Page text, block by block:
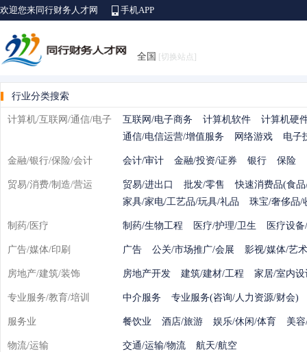
欢迎您来同行财务人才网 手机APP
全国 [切换站点]
行业分类搜索
计算机/互联网/通信/电子 互联网/电子商务 计算机软件
计算机硬
通信/电信运营/增值服务
网络游戏 电子
金融/银行/保险/会计 会计/审计 金融/投资/证券 银行 保险
贸易/消费/制造/营运 贸易/进出口 批发/零售
快速消费品(食
家具/家电/工艺品/玩具/礼品
珠宝/奢侈品/
制药/医疗 制药/生物工程 医疗/护理/卫生 医疗设
广告/媒体/印刷 广告 公关/市场推广/会展 影视/媒体/艺
房地产/建筑/装饰 房地产开发 建筑/建材/工程 家居/室内
专业服务/教育/培训 中介服务 专业服务(咨询/人力资源/财会)
服务业 餐饮业 酒店/旅游 娱乐/休闲/体育 美
物流/运输 交通/运输/物流 航天/航空